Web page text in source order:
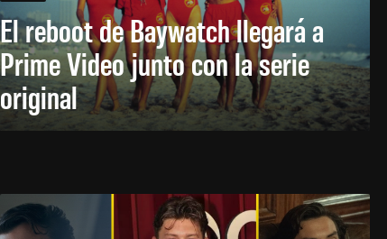
El reboot de Baywatch llegará a
Prime Video junto con la serie
original